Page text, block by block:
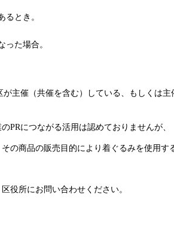
とき。
た場合。
主催（共催を含む）している、もしくは
PRにつながる活用は認めておりませんが、
の商品の販売目的により着ぐるみを使用す
役所にお問い合わせください。